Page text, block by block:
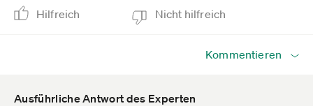
Hilfreich Nicht hilfreich
Kommentieren
Ausführliche Antwort des Experten